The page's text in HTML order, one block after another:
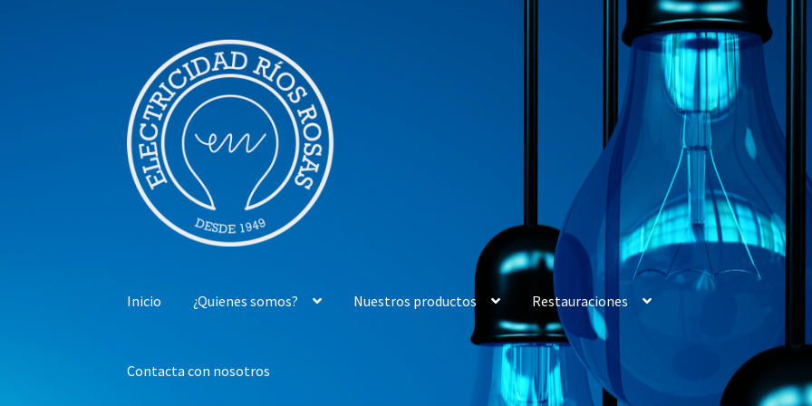
la
navegación
contenido
Inicio ¿Quienes somos? Nuestros productos Restauraciones
Contacta con nosotros